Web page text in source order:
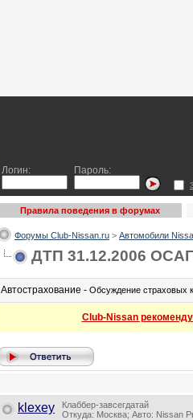
Логин: Пароль:
Правила поведения в форумах
Форумы Club-Nissan.ru > Автомобили
ДТП 31.12.2006
Автострахование - Обсуждение страховых
Club-Nissan
klexey
Клаббер-завсегдатай
Откуда: Москва; Авто: Nissan